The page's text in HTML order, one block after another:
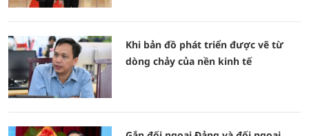
Khi bản đồ phát triển được vẽ từ
dòng chảy của nền kinh tế